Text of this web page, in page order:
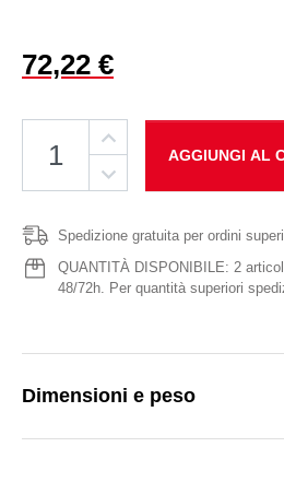
72,22 €
AGGIUNGI AL
Spedizione gratuita per ordini
QUANTITÀ DISPONIBILE: 2
48/72h. Per quantità superiori
Dimensioni e peso